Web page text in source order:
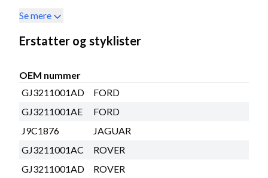
Se mere
Erstatter og styklister
OEM nummer
GJ3211001AD
FORD
GJ3211001AE
FORD
J9C1876
JAGUAR
GJ3211001AC
ROVER
GJ3211001AD
ROVER